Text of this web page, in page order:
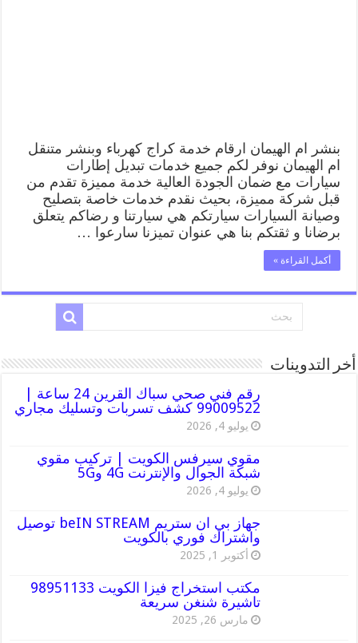
بنشر ام الهيمان ارقام خدمة كراج كهرباء وبنشر متنقل
ام الهيمان نوفر لكم جميع خدمات تبديل إطارات
سيارات مع ضمان الجودة العالية خدمة مميزة تقدم من
قبل شركة مميزة، بحيث نقدم خدمات خاصة بتصليح
وصيانة السيارات سيارتكم هي سيارتنا و رضاكم يتعلق
برضانا و ثقتكم بنا هي عنوان تميزنا سارعوا …
أكمل القراءة »
أخر التدوينات
رقم فني صحي سباك القرين 24 ساعة |
99009522 كشف تسربات وتسليك مجاري
يوليو 4, 2026
مقوي سيرفس الكويت | تركيب مقوي
شبكة الجوال والإنترنت 4G و5G
يوليو 4, 2026
جهاز بي ان ستريم beIN STREAM توصيل
واشتراك فوري بالكويت
أكتوبر 1, 2025
مكتب استخراج فيزا الكويت 98951133
تاشيرة شنغن سريعة
مارس 26, 2025